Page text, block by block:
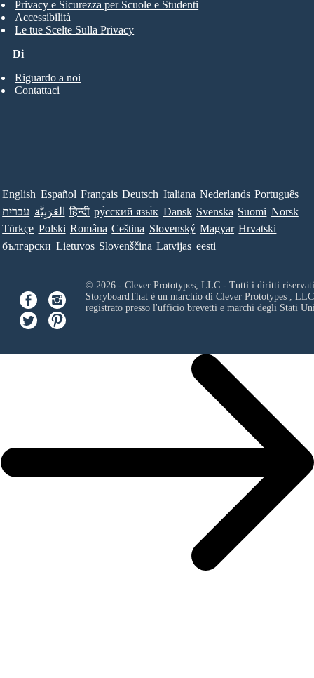
Di
Riguardo a noi
Contattaci
Privacy e Sicurezza per Scuole e Studenti
Accessibilità
Le tue Scelte Sulla Privacy
English Español Français Deutsch Italiana Nederlands Português
עברית العَرَبِيَّة हिन्दी ру́сский язы́к Dansk Svenska Suomi Norsk
Türkçe Polski Româna Ceština Slovenský Magyar Hrvatski
български Lietuvos Slovenščina Latvijas eesti
© 2026 - Clever Prototypes, LLC - Tutti i diritti
StoryboardThat è un marchio di Clever Prototypes , LLC
registrato presso l'ufficio brevetti e marchi degli Stati